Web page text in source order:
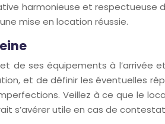
harmonieuse et respectueuse
mise en location réussie.
de ses équipements à l’arrivée
et de définir les éventuelles
Veillez à ce que le
s’avérer utile en cas de